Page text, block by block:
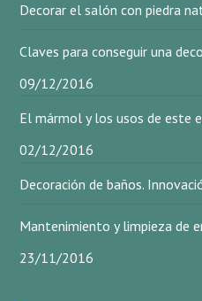
Decorar el salón con piedra
Claves para conseguir una
09/12/2016
El mármol y los usos de este
02/12/2016
Decoración de baños.
Mantenimiento y limpieza de
23/11/2016